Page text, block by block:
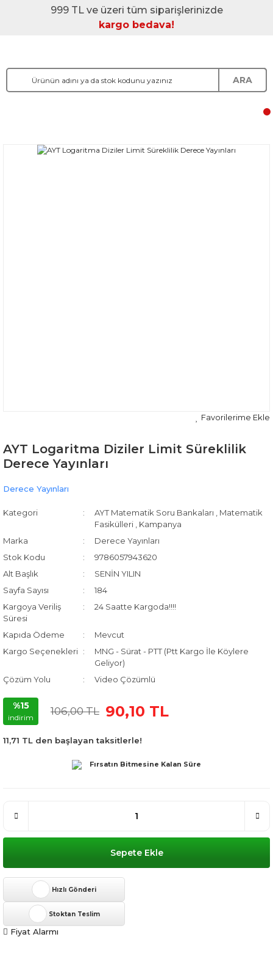
999 TL ve üzeri tüm siparişlerinizde
kargo bedava!
ARA
AYT Logaritma Diziler Limit Süreklilik
Derece Yayınları
Derece Yayınları
Kategori AYT Matematik Soru Bankaları
Matematik
Fasikülleri
Kampanya
Marka
Derece Yayınları
Stok Kodu
9786057943620
Alt Başlık
SENİN YILIN
Sayfa Sayısı
184
Kargoya Veriliş
Süresi
24 Saatte Kargoda!!!!
Kapıda Ödeme
Mevcut
Kargo Seçenekleri
MNG - Sürat - PTT (Ptt Kargo İle Köylere
Geliyor)
Çözüm Yolu
Video Çözümlü
%15
indirim
106,00 TL 90,10 TL
11,71 TL den başlayan taksitlerle!
Fırsatın Bitmesine Kalan Süre
Sepete Ekle
Hızlı Gönderi
Stoktan Teslim
Fiyat Alarmı